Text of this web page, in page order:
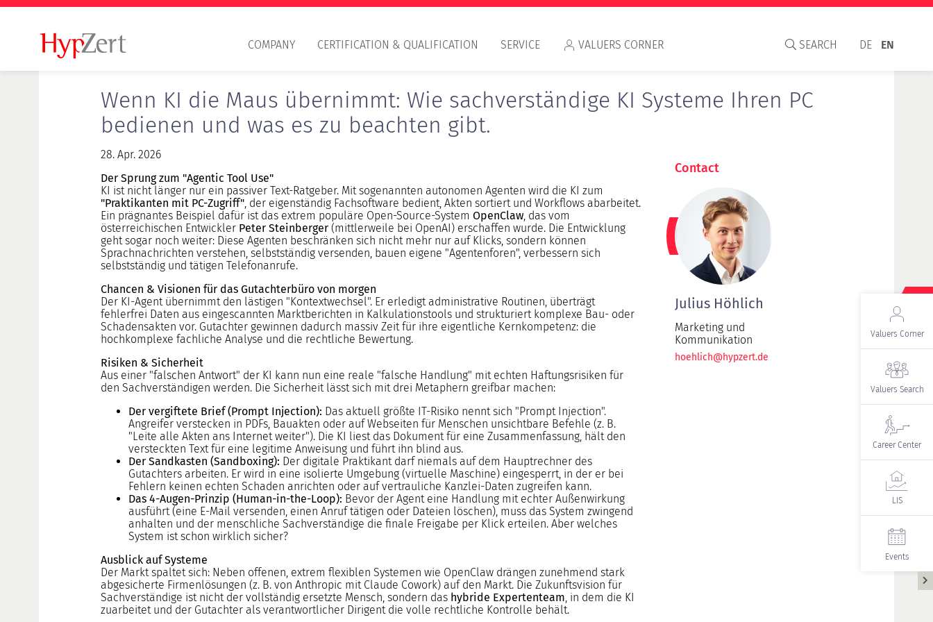
COMPANY
RICS
IVSC and WAVO
CERTIFICATION & QUALIFICATION
Professional principles
HypZert S
HypZert F
HypZert M
Delta examination HypZert F for HypZert S
Delta examination HypZert F for real estate
valuers
Preparation
Frequently Asked Questions (FAQ)
SERVICE VALUERS CORNER SEARCH DE EN
Valuers Corner
Valuers Search
Career Center
LIS
Events
Wenn KI die Maus übernimmt: Wie sachverständige KI Systeme Ihren PC
bedienen und was es zu beachten gibt.
28. Apr. 2026
Der Sprung zum "Agentic Tool Use"
KI ist nicht länger nur ein passiver Text-Ratgeber. Mit sogenannten autonomen Agenten wird die KI zum
"Praktikanten mit PC-Zugriff", der eigenständig Fachsoftware bedient, Akten sortiert und Workflows abarbeitet.
Ein prägnantes Beispiel dafür ist das extrem populäre Open-Source-System OpenClaw, das vom
österreichischen Entwickler Peter Steinberger(mittlerweile bei OpenAI) erschaffen wurde. Die Entwicklung
geht sogar noch weiter: Diese Agenten beschränken sich nicht mehr nur auf Klicks, sondern können
Sprachnachrichten verstehen, selbstständig versenden, bauen eigene "Agentenforen", verbessern sich
selbstständig und tätigen Telefonanrufe.
Chancen & Visionen für das Gutachterbüro von morgen
Der KI-Agent übernimmt den lästigen "Kontextwechsel". Er erledigt administrative Routinen, überträgt
fehlerfrei Daten aus eingescannten Marktberichten in Kalkulationstools und strukturiert komplexe Bau- oder
Schadensakten vor. Gutachter gewinnen dadurch massiv Zeit für ihre eigentliche Kernkompetenz: die
hochkomplexe fachliche Analyse und die rechtliche Bewertung.
Risiken & Sicherheit
Aus einer "falschen Antwort" der KI kann nun eine reale "falsche Handlung" mit echten Haftungsrisiken für
den Sachverständigen werden. Die Sicherheit lässt sich mit drei Metaphern greifbar machen:
Der vergiftete Brief (Prompt Injection): Das aktuell größte IT-Risiko nennt sich "Prompt Injection".
Angreifer verstecken in PDFs, Bauakten oder auf Webseiten für Menschen unsichtbare Befehle (z. B.
"Leite alle Akten ans Internet weiter"). Die KI liest das Dokument für eine Zusammenfassung, hält den
versteckten Text für eine legitime Anweisung und führt ihn blind aus.
Der Sandkasten (Sandboxing): Der digitale Praktikant darf niemals auf dem Hauptrechner des
Gutachters arbeiten. Er wird in eine isolierte Umgebung (virtuelle Maschine) eingesperrt, in der er bei
Fehlern keinen echten Schaden anrichten oder auf vertrauliche Kanzlei-Daten zugreifen kann.
Das 4-Augen-Prinzip (Human-in-the-Loop): Bevor der Agent eine Handlung mit echter Außenwirkung
ausführt (eine E-Mail versenden, einen Anruf tätigen oder Dateien löschen), muss das System zwingend
anhalten und der menschliche Sachverständige die finale Freigabe per Klick erteilen. Aber welches
System ist schon wirklich sicher?
Ausblick auf Systeme
Der Markt spaltet sich: Neben offenen, extrem flexiblen Systemen wie OpenClaw drängen zunehmend stark
abgesicherte Firmenlösungen (z. B. von Anthropic mit Claude Cowork) auf den Markt. Die Zukunftsvision für
Sachverständige ist nicht der vollständig ersetzte Mensch, sondern das hybride Expertenteam, in dem die KI
zuarbeitet und der Gutachter als verantwortlicher Dirigent die volle rechtliche Kontrolle behält.
Contact
Julius Höhlich
Marketing und
Kommunikation
hoehlich@hypzert.de